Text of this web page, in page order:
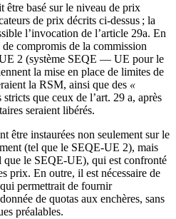
basé sur le niveau de prix
de prix décrits ci-dessus ; la
l’invocation de l’article 29a. En
compromis de la commission
2 (système SEQE — UE pour le
la mise en place de limites de
la RSM, ainsi que des «
que ceux de l’art. 29 a, après
seraient libérés.
être instaurées non seulement sur le
(tel que le SEQE-UE 2), mais
que le SEQE-UE), qui est confronté
prix. En outre, il est nécessaire de
permettrait de fournir
de quotas aux enchères, sans
préalables.